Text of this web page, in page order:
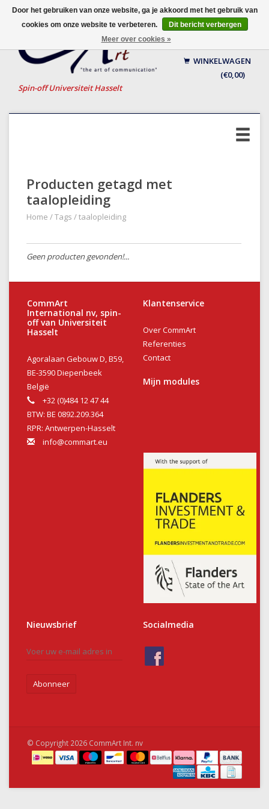
Spin-off Universiteit Hasselt
English
Français
WINKELWAGEN
(€0,00)
Producten getagd met
taalopleiding
Home /Tags /taalopleiding
Geen producten gevonden!...
CommArt
International nv, spin-
off van Universiteit
Hasselt
Agoralaan Gebouw D, B59,
BE-3590 Diepenbeek
België
+32 (0)484 12 47 44
BTW: BE 0892.209.364
RPR: Antwerpen-Hasselt
info@commart.eu
Klantenservice
Over CommArt
Referenties
Contact
Mijn modules
Nieuwsbrief
Abonneer
Socialmedia
© Copyright 2026 CommArt Int. nv
Door het gebruiken van onze website, ga je akkoord met het gebruik van
cookies om onze website te verbeteren.
Dit bericht verbergen
Meer over cookies »